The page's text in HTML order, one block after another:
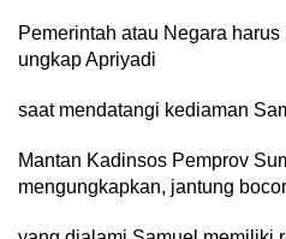
Pemerintah atau Negara
ungkap Apriyadi
saat mendatangi kediaman
Mantan Kadinsos Pemprov
mengungkapkan, jantung bocor